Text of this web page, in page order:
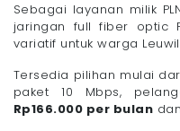
Sebagai layanan milik
jaringan full fiber optic
variatif untuk warga
Tersedia pilihan mulai
paket 10 Mbps,
Rp166.000 per bulan